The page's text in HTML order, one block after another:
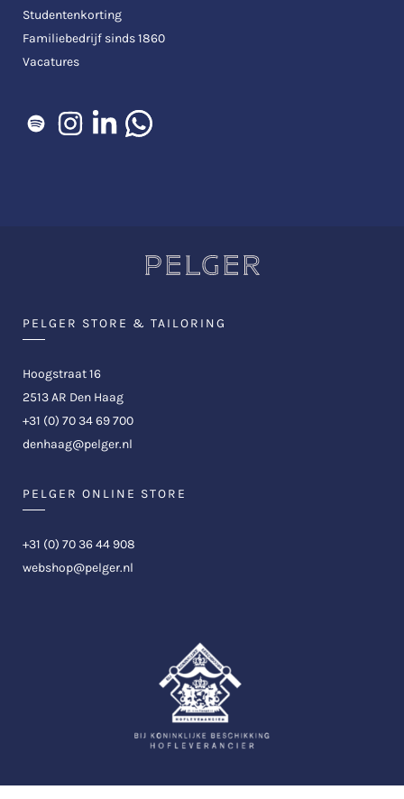
Studentenkorting
Familiebedrijf sinds 1860
Vacatures
PELGER STORE & TAILORING
Hoogstraat 16
2513 AR Den Haag
+31 (0) 70 34 69 700
denhaag@pelger.nl
PELGER ONLINE STORE
+31 (0) 70 36 44 908
webshop@pelger.nl